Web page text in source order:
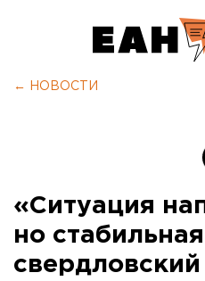
← НОВОСТИ
«Ситуация
но